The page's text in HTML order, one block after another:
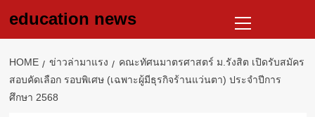
education news
Menu
HOME ข่าวล่ามาแรง
คณะทัศนมาตรศาสตร์ ม.รังสิต เปิดรับสมัคร
สอบคัดเลือก รอบพิเศษ (เฉพาะผู้มีธุรกิจร้านแว่นตา) ประจำปีการ
ศึกษา 2568